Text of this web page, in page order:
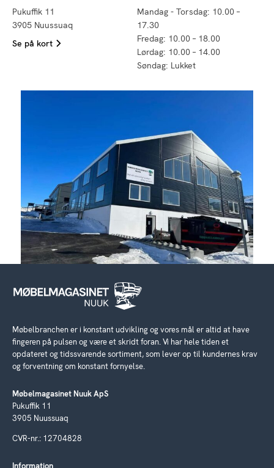
Pukuffik 11
3905 Nuussuaq
Se på kort
Mandag - Torsdag: 10.00 –
17.30
Fredag: 10.00 – 18.00
Lørdag: 10.00 – 14.00
Søndag: Lukket
Møbelbranchen er i konstant udvikling og vores mål er altid at have
fingeren på pulsen og være et skridt foran. Vi har hele tiden et
opdateret og tidssvarende sortiment, som lever op til kundernes krav
og forventning om konstant fornyelse.
Møbelmagasinet Nuuk ApS
Pukuffik 11
3905 Nuussuaq
CVR-nr.: 12704828